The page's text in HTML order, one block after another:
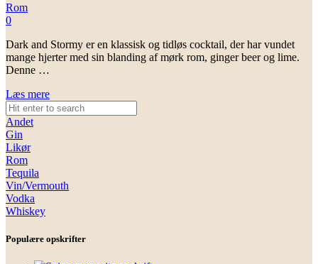
Rom
0
Dark and Stormy er en klassisk og tidløs cocktail, der har vundet
mange hjerter med sin blanding af mørk rom, ginger beer og lime.
Denne …
Læs mere
Andet
Gin
Likør
Rom
Tequila
Vin/Vermouth
Vodka
Whiskey
Populære opskrifter